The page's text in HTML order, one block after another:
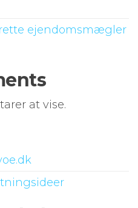
ejendomsmægler
at vise.